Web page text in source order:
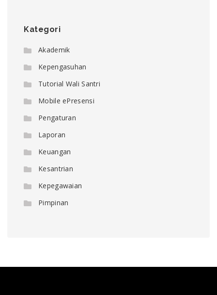
Kategori
Akademik
Kepengasuhan
Tutorial Wali Santri
Mobile ePresensi
Pengaturan
Laporan
Keuangan
Kesantrian
Kepegawaian
Pimpinan